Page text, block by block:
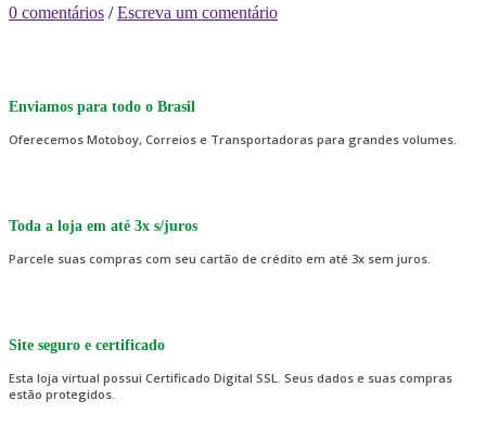
0 comentários /Escreva um comentário
Enviamos para todo o Brasil
Oferecemos Motoboy, Correios e Transportadoras para grandes volumes.
Toda a loja em até 3x s/juros
Parcele suas compras com seu cartão de crédito em até 3x sem juros.
Site seguro e certificado
Esta loja virtual possui Certificado Digital SSL. Seus dados e suas compras
estão protegidos.